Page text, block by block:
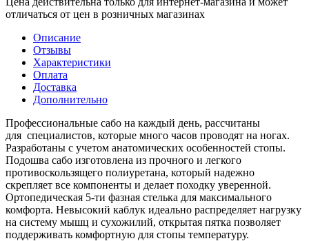
отличаться от цен в розничных магазинах
Описание
Отзывы
Характеристики
Оплата
Доставка
Дополнительно
Профессиональные сабо на каждый день, рассчитаны
для специалистов, которые много часов проводят на ногах.
Разработаны с учетом анатомических особенностей стопы.
Подошва сабо изготовлена из прочного и легкого
противоскользящего полиуретана, который надежно
скрепляет все компоненты и делает походку уверенной.
Ортопедическая 5-ти фазная стелька для максимального
комфорта. Невысокий каблук идеально распределяет нагрузку
на систему мышц и сухожилий, открытая пятка позволяет
поддерживать комфортную для стопы температуру.